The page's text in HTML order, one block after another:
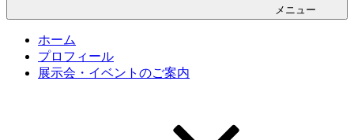
メニュー
ホーム
プロフィール
展示会・イベントのご案内